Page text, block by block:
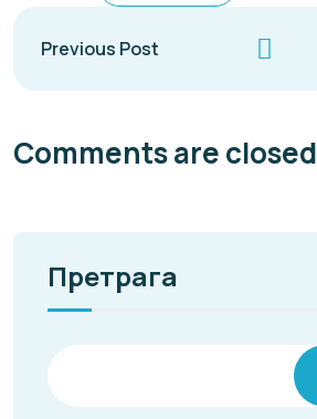
Previous Post
Comments are closed
Претрага